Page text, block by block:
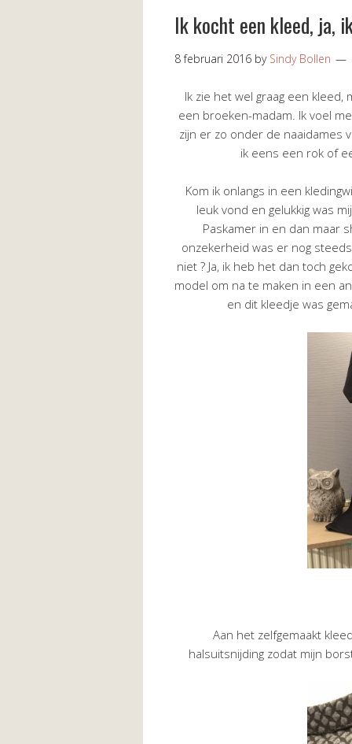
Ik kocht een kleed, ja,
8 februari 2016 by Sindy Bollen
Ik zie het wel graag een kleed,
een broeken-madam. Ik voel
zijn er zo onder de naaidames
ik eens een rok of
Kom ik onlangs in een
leuk vond en gelukkig was
Paskamer in en dan maar
onzekerheid was er nog
niet ? Ja, ik heb het dan toch
model om na te maken in een
en dit kleedje was
Aan het zelfgemaakt
halsuitsnijding zodat mijn